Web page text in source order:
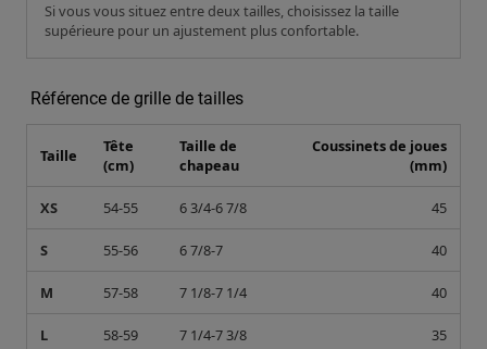
Si vous vous situez entre deux tailles, choisissez la taille
supérieure pour un ajustement plus confortable.
Référence de grille de tailles
Taille
Tête
(cm)
Taille de
chapeau
Coussinets de joues
(mm)
XS 54-55 6 3/4-6 7/8 45
S 55-56 6 7/8-7 40
M 57-58 7 1/8-7 1/4 40
L 58-59 7 1/4-7 3/8 35